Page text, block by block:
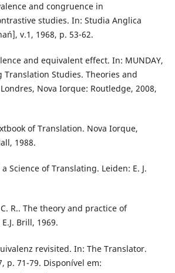
and congruence in
studies. In: Studia Anglica
v.1, 1968, p. 53-62.
and equivalent effect. In: MUNDAY,
Translation Studies. Theories and
Nova Iorque: Routledge, 2008,
of Translation. Nova Iorque,
1988.
Science of Translating. Leiden: E. J.
C. R.. The theory and practice of
Brill, 1969.
revisited. In: The Translator.
p. 71-79. Disponível em: